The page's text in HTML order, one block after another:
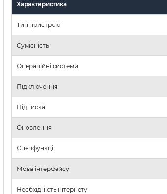
Характеристика
Тип пристрою
Сумісність
Операційні системи
Підключення
Підписка
Оновлення
Спецфункції
Мова інтерфейсу
Необхідність інтернету